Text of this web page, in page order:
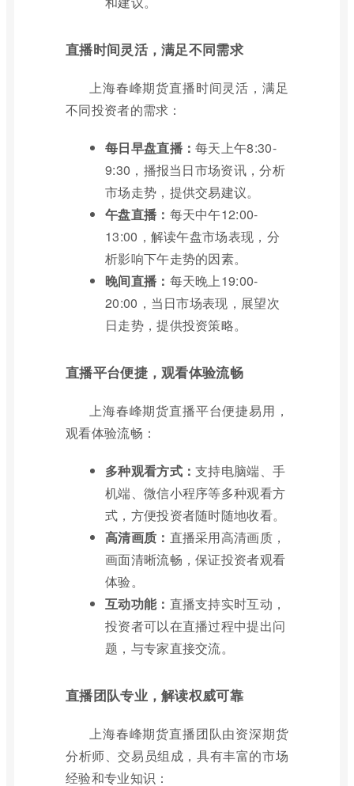
直播时间灵活，满足不同需求
上海春峰期货直播时间灵活，满足
不同投资者的需求：
每日早盘直播：每天上午8:30-
9:30，播报当日市场资讯，分析
市场走势，提供交易建议。
午盘直播： 每天中午12:00-
13:00，解读午盘市场表现，分
析影响下午走势的因素。
晚间直播： 每天晚上19:00-
20:00，当日市场表现，展望次
日走势，提供投资策略。
直播平台便捷，观看体验流畅
上海春峰期货直播平台便捷易用，
观看体验流畅：
多种观看方式：支持电脑端、手
机端、微信小程序等多种观看方
式，方便投资者随时随地收看。
高清画质： 直播采用高清画质，
画面清晰流畅，保证投资者观看
体验。
互动功能： 直播支持实时互动，
投资者可以在直播过程中提出问
题，与专家直接交流。
直播团队专业，解读权威可靠
上海春峰期货直播团队由资深期货
分析师、交易员组成，具有丰富的市场
经验和专业知识：